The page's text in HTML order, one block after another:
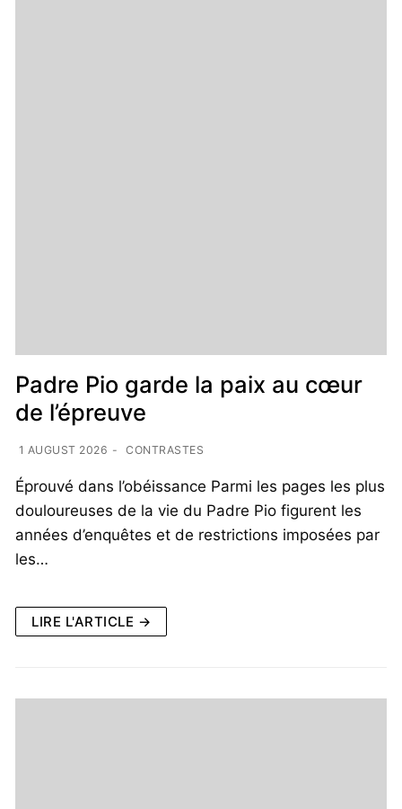
Padre Pio garde la paix au cœur
de l’épreuve
1 AUGUST 2026 - CONTRASTES
Éprouvé dans l’obéissance Parmi les pages les plus
douloureuses de la vie du Padre Pio figurent les
années d’enquêtes et de restrictions imposées par
les…
LIRE L'ARTICLE →